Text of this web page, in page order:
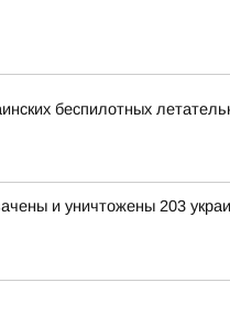
беспилотных
и уничтожены 203